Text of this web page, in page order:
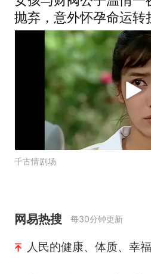
抛弃，意外怀孕命运转
千古情剧场
网易热搜 每30分钟更新
人民的健康、体质、幸